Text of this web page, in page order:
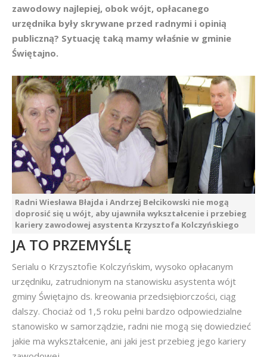
zawodowy najlepiej, obok wójt, opłacanego
urzędnika były skrywane przed radnymi i opinią
publiczną? Sytuację taką mamy właśnie w gminie
Świętajno.
Radni Wiesława Błajda i Andrzej Bełcikowski nie mogą
doprosić się u wójt, aby ujawniła wykształcenie i przebieg
kariery zawodowej asystenta Krzysztofa Kolczyńskiego
JA TO PRZEMYŚLĘ
Serialu o Krzysztofie Kolczyńskim, wysoko opłacanym
urzędniku, zatrudnionym na stanowisku asystenta wójt
gminy Świętajno ds. kreowania przedsiębiorczości, ciąg
dalszy. Chociaż od 1,5 roku pełni bardzo odpowiedzialne
stanowisko w samorządzie, radni nie mogą się dowiedzieć
jakie ma wykształcenie, ani jaki jest przebieg jego kariery